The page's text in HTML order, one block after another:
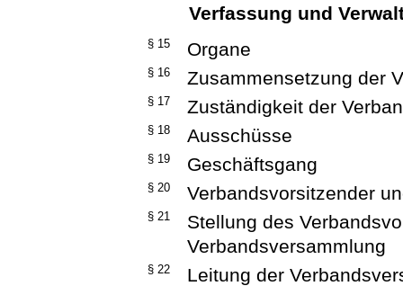
Verfassung und
§ 15 Organe
§ 16 Zusammensetzung der
§ 17 Zuständigkeit der
§ 18 Ausschüsse
§ 19 Geschäftsgang
§ 20 Verbandsvorsitzender
§ 21
Stellung des
Verbandsversammlung
§ 22 Leitung der